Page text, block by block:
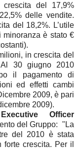
del 17,9%
delle vendite.
del 18,2%. L’utile
è stato €
in crescita del
30 giugno 2010
il pagamento di
ed effetti cambi
2009, è pari
2009).
Officer
del Gruppo: "La
del 2010 è stata
crescita. Per il